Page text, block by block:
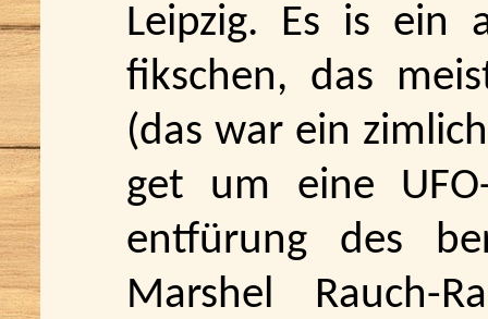
Leipzig. Es is ein
fikschen, das
(das war ein
get um eine
entfürung des
Marshel Rauch-